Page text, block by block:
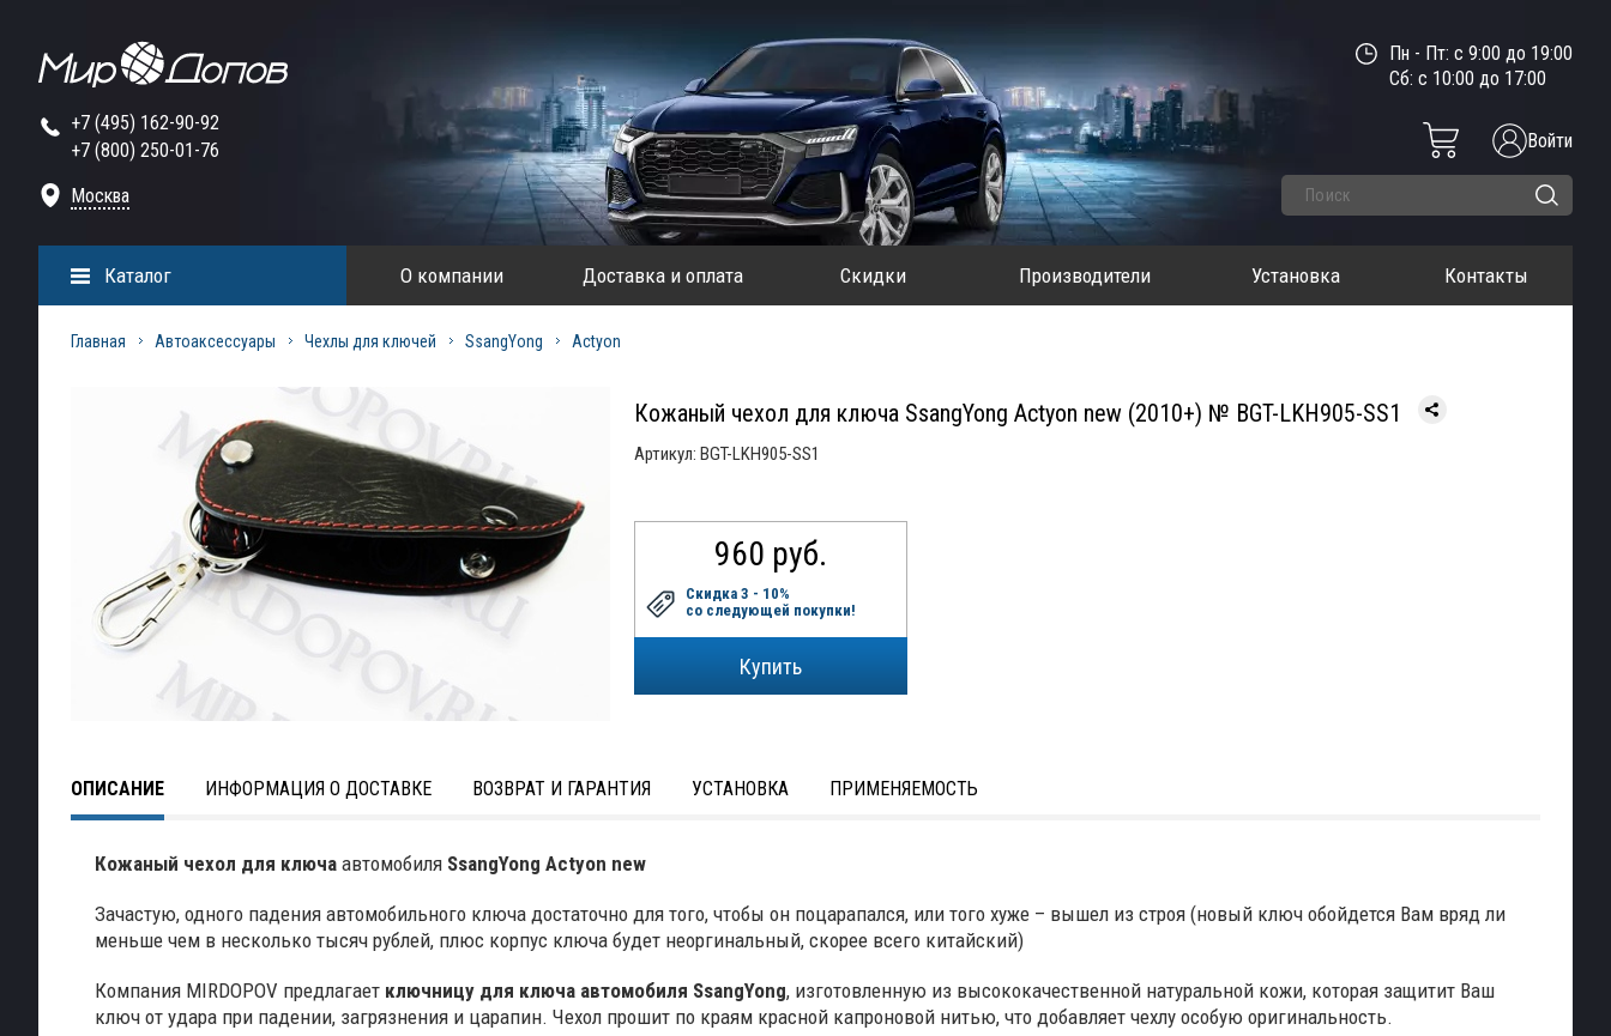
+7 (495) 162-90-92
+7 (800) 250-01-76
Москва
Пн - Пт: с 9:00 до 19:00
Сб: с 10:00 до 17:00
Войти
О компании Доставка и оплата Скидки Производители Установка Контакты
Каталог
Главная Автоаксессуары Чехлы для ключей SsangYong Actyon
Кожаный чехол для ключа SsangYong Actyon new (2010+) № BGT-LKH905-SS1
Артикул: BGT-LKH905-SS1
960 руб.
Скидка 3 - 10%
со следующей покупки!
ОПИСАНИЕ ИНФОРМАЦИЯ О ДОСТАВКЕ ВОЗВРАТ И ГАРАНТИЯ УСТАНОВКА ПРИМЕНЯЕМОСТЬ
Кожаный чехол для ключа автомобиля SsangYong Actyon new
Зачастую, одного падения автомобильного ключа достаточно для того, чтобы он поцарапался, или того хуже – вышел из строя (новый ключ обойдется Вам вряд ли
меньше чем в несколько тысяч рублей, плюс корпус ключа будет неоргинальный, скорее всего китайский)
Компания MIRDOPOV предлагает ключницу для ключа автомобиля SsangYong, изготовленную из высококачественной натуральной кожи, которая защитит Ваш
ключ от удара при падении, загрязнения и царапин. Чехол прошит по краям красной капроновой нитью, что добавляет чехлу особую оригинальность.